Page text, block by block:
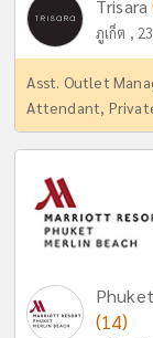
Trisara
ภูเก็ต ,
Asst. Outlet
Attendant,
(14)